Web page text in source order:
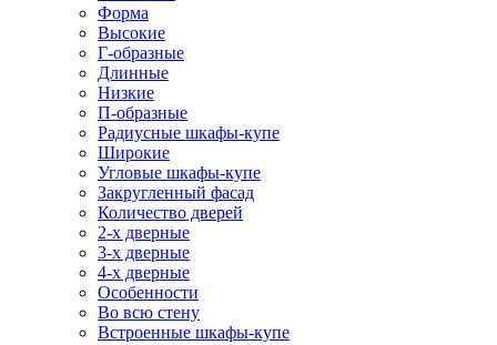
Форма
Высокие
Г-образные
Длинные
Низкие
П-образные
Радиусные шкафы-купе
Широкие
Угловые шкафы-купе
Закругленный фасад
Количество дверей
2-х дверные
3-х дверные
4-х дверные
Особенности
Во всю стену
Встроенные шкафы-купе